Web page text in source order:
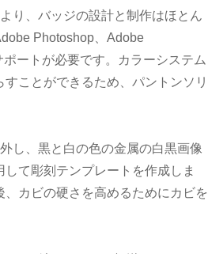
り、バッジの設計と制作はほとん
Photoshop、Adobe
ートが必要です。カラーシステム
ことができるため、パントンソリ
し、黒と白の色の金属の白黒画像
て彫刻テンプレートを作成しま
カビの硬さを高めるためにカビを